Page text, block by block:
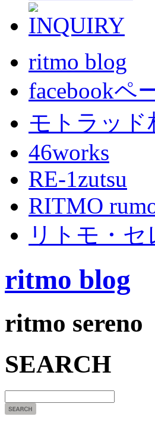
ritmo blog
facebookペ
モトラッド
46works
RE-1zutsu
RITMO
リトモ・
ritmo blog
ritmo sereno
SEARCH